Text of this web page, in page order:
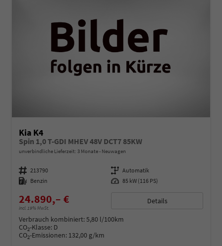
Kia K4
Spin 1,0 T-GDI MHEV 48V DCT7 85KW
unverbindliche Lieferzeit: 3 Monate Neuwagen
Fahrzeugnummer 213790 Getriebe Automatik
Kraftstoff Benzin Leistung 85 kW (116 PS)
24.890,– €
incl. 19% MwSt.
Details
Verbrauch kombiniert:5,80 l/100km
CO2-Klasse: D
CO2-Emissionen: 132,00 g/km